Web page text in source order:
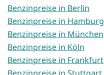
Benzinpreise in Berlin
Benzinpreise in Hamburg
Benzinpreise in München
Benzinpreise in Köln
Benzinpreise in Frankfurt